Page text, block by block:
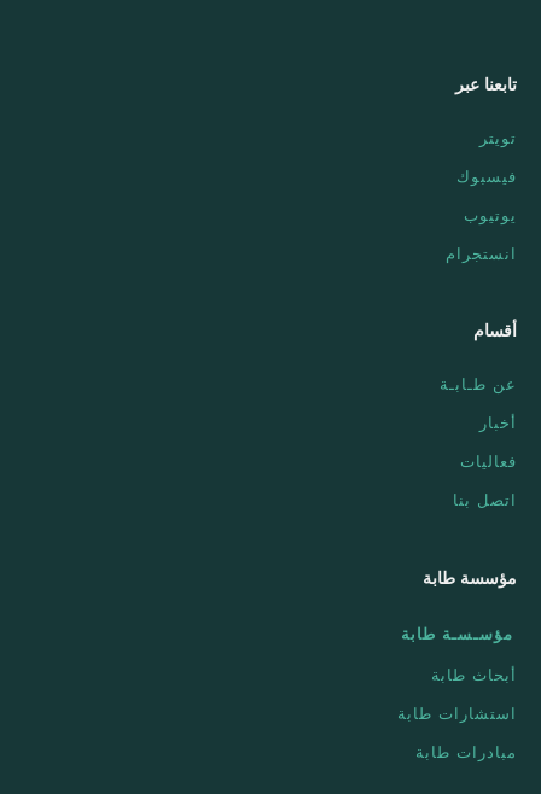
تابعنا عبر
تويتر
فيسبوك
يوتيوب
انستجرام
أقسام
عن طـابـة
أخبار
فعاليات
اتصل بنا
مؤسسة طابة
مؤسـسـة طابة
أبحاث طابة
استشارات طابة
مبادرات طابة